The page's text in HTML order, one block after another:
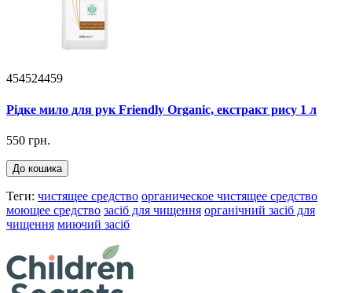
454524459
Рідке мило для рук Friendly Organic, екстракт рису 1 л
550 грн.
До кошика
Теги: чистящее средство органическое чистящее средство
моющее средство засіб для чищення органічний засіб для
чищення миючий засіб